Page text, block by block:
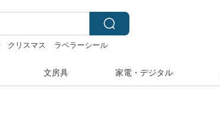
クリスマス
ラベラーシール
文房具 家電・デジタル